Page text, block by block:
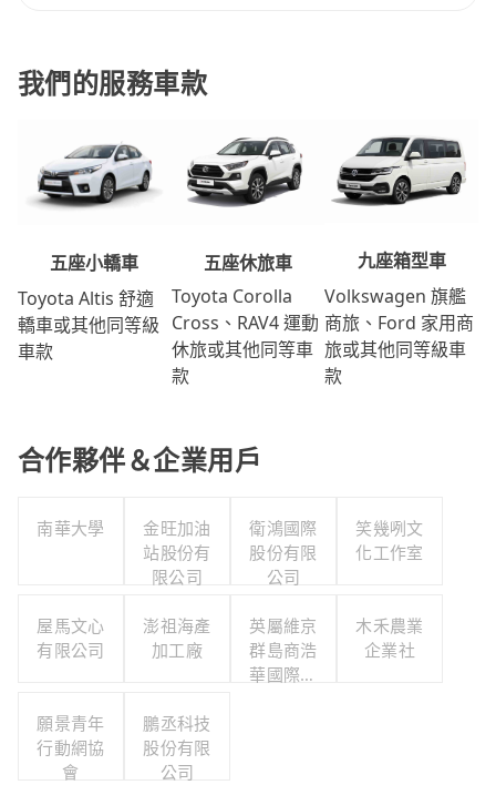
我們的服務車款
五座小轎車
Toyota Altis 舒適
轎車或其他同等級
車款
五座休旅車
Toyota Corolla
Cross、RAV4 運動
休旅或其他同等車
款
九座箱型車
Volkswagen 旗艦
商旅、Ford 家用商
旅或其他同等級車
款
合作夥伴＆企業用戶
南華大學
金旺加油
站股份有
限公司
衛鴻國際
股份有限
公司
笑幾咧文
化工作室
屋馬文心
有限公司
澎祖海產
加工廠
英屬維京
群島商浩
華國際人
木禾農業
企業社
願景青年
行動網協
會
鵬丞科技
股份有限
公司